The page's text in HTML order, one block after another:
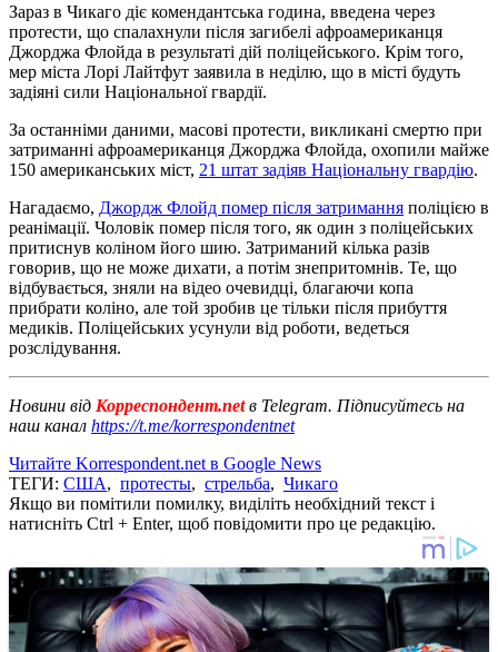
Зараз в Чикаго діє комендантська година, введена через
протести, що спалахнули після загибелі афроамериканця
Джорджа Флойда в результаті дій поліцейського. Крім того,
мер міста Лорі Лайтфут заявила в неділю, що в місті будуть
задіяні сили Національної гвардії.
За останніми даними, масові протести, викликані смертю при
затриманні афроамериканця Джорджа Флойда, охопили майже
150 американських міст, 21 штат задіяв Національну гвардію.
Нагадаємо, Джордж Флойд помер після затримання поліцією в
реанімації. Чоловік помер після того, як один з поліцейських
притиснув коліном його шию. Затриманий кілька разів
говорив, що не може дихати, а потім знепритомнів. Те, що
відбувається, зняли на відео очевидці, благаючи копа
прибрати коліно, але той зробив це тільки після прибуття
медиків. Поліцейських усунули від роботи, ведеться
розслідування.
Новини від Корреспондент.netв Telegram. Підписуйтесь на
наш канал https://t.me/korrespondentnet
Читайте Korrespondent.net в Google News
ТЕГИ: США, протесты, стрельба, Чикаго
Якщо ви помітили помилку, виділіть необхідний текст і
натисніть Ctrl + Enter, щоб повідомити про це редакцію.